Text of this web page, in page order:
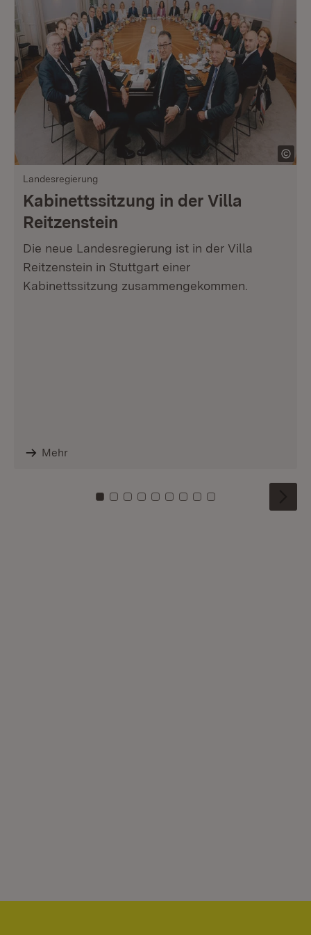
Landesregierung
Kabinettssitzung in der Villa
Reitzenstein
Die neue Landesregierung ist in der Villa
Reitzenstein in Stuttgart einer
Kabinettssitzung zusammengekommen.
Mehr
Zu Kachel: 0
Zu Kachel: 1
Zu Kachel: 2
Zu Kachel: 3
Zu Kachel: 4
Zu Kachel: 5
Zu Kachel: 6
Zu Kachel: 7
Zu Kachel: 8